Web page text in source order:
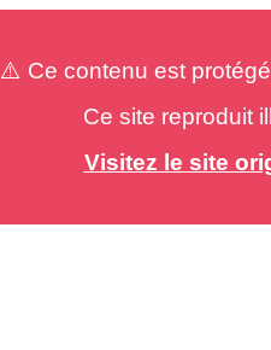
⚠️ Ce contenu est
Ce site reproduit
Visitez le site